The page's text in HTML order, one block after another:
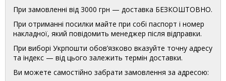
При замовленні від 3000 грн — доставка БЕЗКОШТОВНО.
При отриманні посилки майте при собі паспорт і номер
накладної, який повідомить менеджер після відправки.
При виборі Укрпошти обов’язково вказуйте точну адресу
та індекс — від цього залежить термін доставки.
Ви можете самостійно забрати замовлення за адресою: